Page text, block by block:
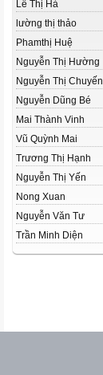
Lê Thị Hà
lường thị thảo
Phamthị Huệ
Nguyễn Thị Hường
Nguyễn Thị Chuyến
Nguyễn Dũng Bé
Mai Thành Vinh
Vũ Quỳnh Mai
Trương Thị Hạnh
Nguyễn Thị Yến
Nong Xuan
Nguyễn Văn Tư
Trần Minh Diện